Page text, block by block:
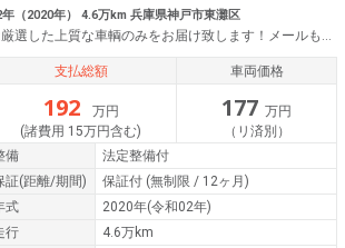
（2020年） 4.6万km 兵庫県神戸市東灘区
オリックス認定中古車は厳選した上質な車輌のみをお届け致します！メールもしくはフリーダイヤルにて、お気軽にお問合せ下さい♪
支払総額
192
万円
(諸費用 15万円含む)
車両価格
177 万円
（リ済別）
備
法定整備付
証(距離/期間) 保証付 (無制限 / 12ヶ月)
式
2020年(令和02年)
行
4.6万km